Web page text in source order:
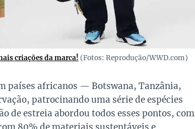
criações da marca! (Fotos: Reprodução/WWD.com)
países africanos — Botswana, Tanzânia,
patrocinando uma série de espécies
de estreia abordou todos esses pontos, com